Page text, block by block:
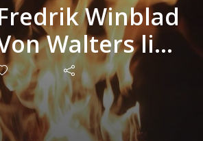
Winblad
Walters liv
historier